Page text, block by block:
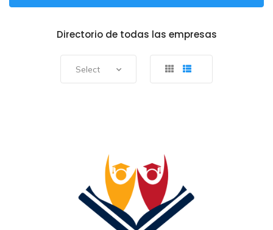
Directorio de todas las empresas
Select